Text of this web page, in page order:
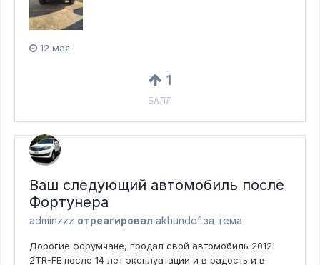
12 мая
1
БАЛЛ
Ваш следующий автомобиль после
Фортунера
adminzzz отреагировал akhundof за тема
Дорогие форумчане, продал свой автомобиль 2012
2TR-FE после 14 лет эксплуатации и в радость и в